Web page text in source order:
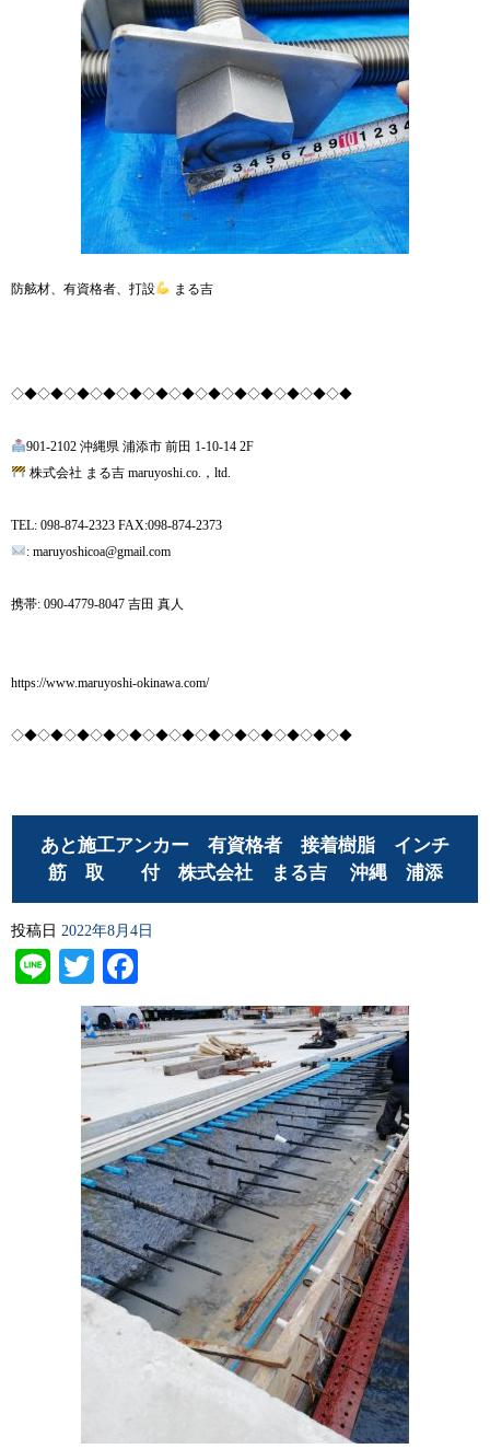
防舷材、有資格者、打設 まる吉
◇◆◇◆◇◆◇◆◇◆◇◆◇◆◇◆◇◆◇◆◇◆◇◆◇◆
901-2102 沖縄県 浦添市 前田 1-10-14 2F
株式会社 まる吉 maruyoshi.co.，ltd.
TEL: 098-874-2323 FAX:098-874-2373
: maruyoshicoa@gmail.com
携帯: 090-4779-8047 吉田 真人
https://www.maruyoshi-okinawa.com/
◇◆◇◆◇◆◇◆◇◆◇◆◇◆◇◆◇◆◇◆◇◆◇◆◇◆
あと施工アンカー 有資格者 接着樹脂 インチ
筋 取 付 株式会社 まる吉 沖縄 浦添
投稿日 2022年8月4日
LineTwitter